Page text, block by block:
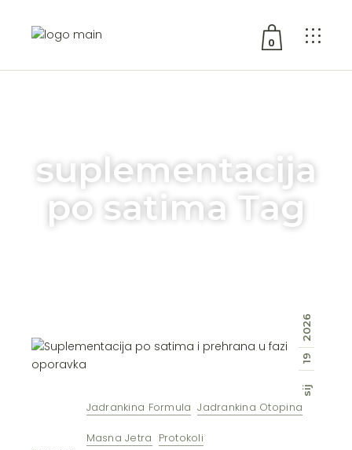
0
suplementacija
po satima Tag
sij
19
2026
Jadrankina Formula Jadrankina Otopina
Masna Jetra Protokoli